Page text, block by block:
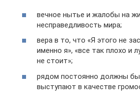
вечное нытье и жалобы на
несправедливость мира;
вера в то, что «Я этого не
именно я», «все так плохо и
не стоит»;
рядом постоянно должны
выступают в качестве